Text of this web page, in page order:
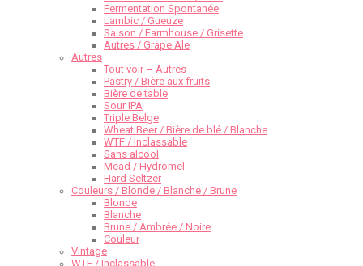
Fermentation Spontanée
Lambic / Gueuze
Saison / Farmhouse / Grisette
Autres / Grape Ale
Autres
Tout voir – Autres
Pastry / Bière aux fruits
Bière de table
Sour IPA
Triple Belge
Wheat Beer / Bière de blé / Blanche
WTF / Inclassable
Sans alcool
Mead / Hydromel
Hard Seltzer
Couleurs / Blonde / Blanche / Brune
Blonde
Blanche
Brune / Ambrée / Noire
Couleur
Vintage
WTF / Inclassable